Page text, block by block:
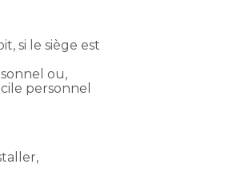
si le siège est
ou,
personnel